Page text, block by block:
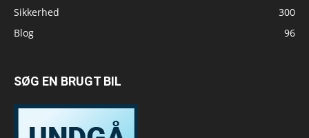
Sikkerhed
300
Blog
96
SØG EN BRUGT BIL